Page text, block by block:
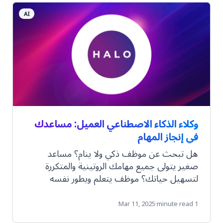
إنشاء وكلاء الذكاء الاصطناعي هؤلاء؟ دعنا نوضح
لك كيف. AI
وكلاء الذكاء الاصطناعي العميل: مساعدك
في إنجاز المهام
هل تبحث عن موظف ذكي ولا ينام؟ مساعد
صغير يتولى جميع مهامك الروتينية والمتكررة
لتسهيل حياتك؟ موظف يتعلم ويطور نفسه
باستمرار ليقدم لك أفضل ما لديه؟ قد يبدو هذا
حلمًا (وليس واقعيًا)، ولكنه أقرب إلى الواقع مما1 minute read
·
Mar 11, 2025